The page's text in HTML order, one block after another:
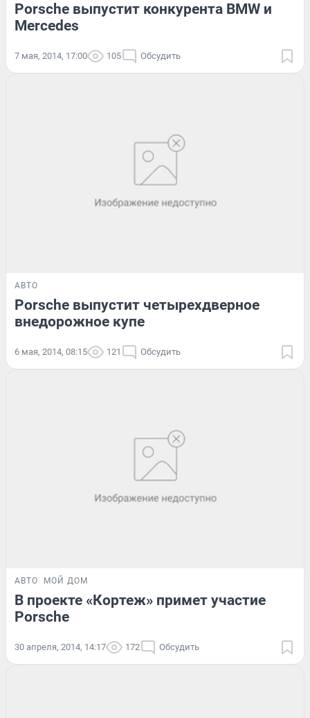
Porsche выпустит конкурента BMW и
Mercedes
7 мая, 2014, 17:00 105 Обсудить
АВТО
Porsche выпустит четырехдверное
внедорожное купе
6 мая, 2014, 08:15 121 Обсудить
АВТО МОЙ ДОМ
В проекте «Кортеж» примет участие
Porsche
30 апреля, 2014, 14:17 172 Обсудить